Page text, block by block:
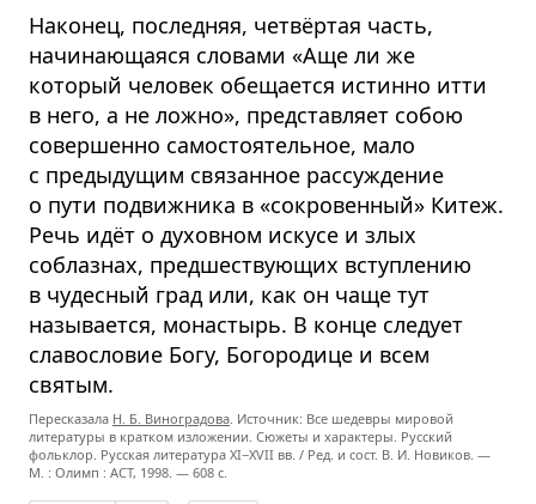
Наконец, последняя, четвёртая часть,
начинающаяся словами «Аще ли же
который человек обещается истинно итти
в него, а не ложно», представляет собою
совершенно самостоятельное, мало
с предыдущим связанное рассуждение
о пути подвижника в «сокровенный» Китеж.
Речь идёт о духовном искусе и злых
соблазнах, предшествующих вступлению
в чудесный град или, как он чаще тут
называется, монастырь. В конце следует
славословие Богу, Богородице и всем
святым.
Пересказала Н. Б. Виноградова . Источник: Все шедевры мировой
литературы в кратком изложении. Сюжеты и характеры. Русский
фольклор. Русская литература XI−XVII вв. / Ред. и сост. В. И. Новиков. —
М. : Олимп : ACT, 1998. — 608 с.